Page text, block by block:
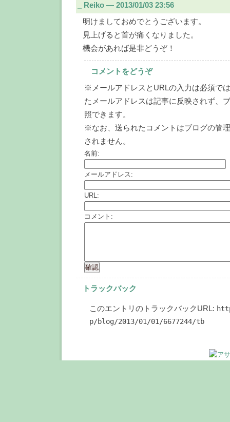
Reiko ― 2013/01/03 23:56
明けましておめでとうございます。
見上げると首が痛くなりました。
機会があれば是非どうぞ！
コメントをどうぞ
※メールアドレスとURLの入力は必須で
たメールアドレスは記事に反映されず、
照できます。
※なお、送られたコメントはブログの管
されません。
名前:
メールアドレス:
URL:
コメント:
トラックバック
このエントリのトラックバックURL:
p/blog/2013/01/01/6677244/tb